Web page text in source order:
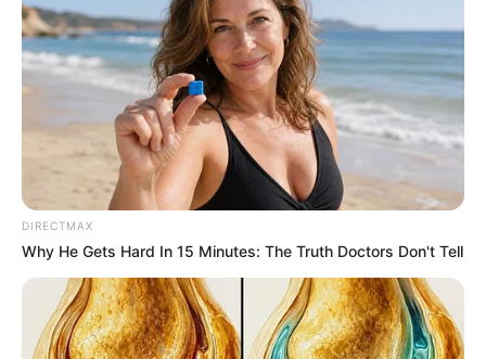
Top 8 People Living Strange But Happy Lifestyles
BRAINBERRIES
DIRECTMAX
Why He Gets Hard In 15 Minutes: The Truth Doctors Don't Tell